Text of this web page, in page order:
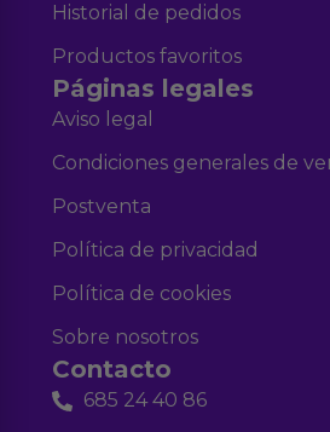
Historial de pedidos
Productos favoritos
Páginas legales
Aviso legal
Condiciones generales de
Postventa
Política de privacidad
Política de cookies
Sobre nosotros
Contacto
685 24 40 86